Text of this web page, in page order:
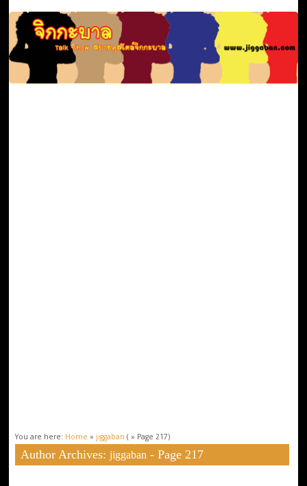
You are here: Home » jiggaban ( » Page 217)
Author Archives: jiggaban- Page 217